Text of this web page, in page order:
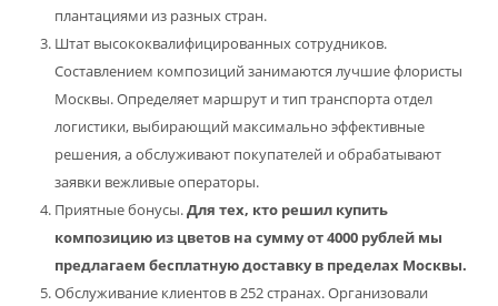
плантациями из разных стран.
Штат высококвалифицированных сотрудников.
Составлением композиций занимаются лучшие флористы
Москвы. Определяет маршрут и тип транспорта отдел
логистики, выбирающий максимально эффективные
решения, а обслуживают покупателей и обрабатывают
заявки вежливые операторы.
Приятные бонусы.Для тех, кто решил купить
композицию из цветов на сумму от 4000 рублей мы
предлагаем бесплатную доставку в пределах Москвы.
Обслуживание клиентов в 252 странах. Организовали